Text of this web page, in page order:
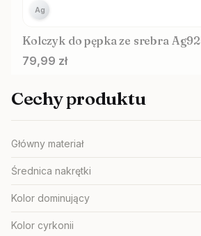
Ag
Kolczyk do pępka ze srebra
Cena
79,99 zł
Cechy produktu
Główny materiał
Średnica nakrętki
Kolor dominujący
Kolor cyrkonii